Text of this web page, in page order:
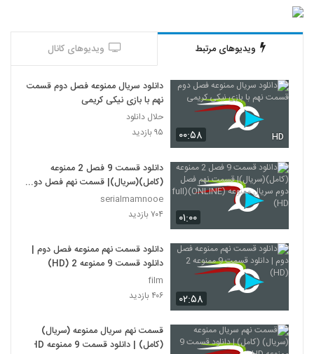
ویدیوهای مرتبط ویدیوهای کانال
۰۰:۵۸ HD
دانلود سریال ممنوعه فصل دوم قسمت
نهم با بازی نیکی کریمی
حلال دانلود
۹۵ بازدید
۰۱:۰۰
دانلود قسمت 9 فصل 2 ممنوعه
(کامل)(سریال)| قسمت نهم فصل دوم
سریال ممنوعه (ONLINE)(full HD)
serialmamnooe
۷۰۴ بازدید
۰۲:۵۸
دانلود قسمت نهم ممنوعه فصل دوم |
دانلود قسمت 9 ممنوعه 2 (HD)
film
۴۰۶ بازدید
قسمت نهم سریال ممنوعه (سریال)
(کامل) | دانلود قسمت 9 ممنوعه HD